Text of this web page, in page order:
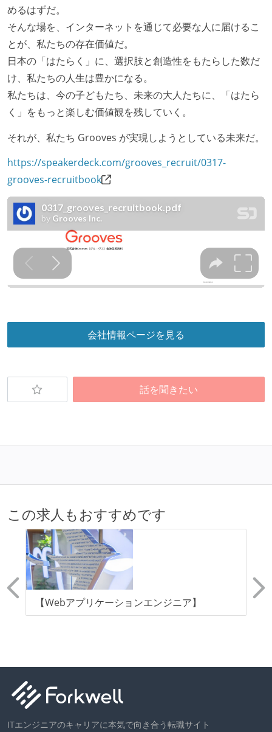
めるはずだ。
そんな場を、インターネットを通じて必要な人に届けるこ
とが、私たちの存在価値だ。
日本の「はたらく」に、選択肢と創造性をもたらした数だ
け、私たちの人生は豊かになる。
私たちは、今の子どもたち、未来の大人たちに、「はたら
く」をもっと楽しむ価値観を残していく。
それが、私たち Grooves が実現しようとしている未来だ。
https://speakerdeck.com/grooves_recruit/0317-
grooves-recruitbook
会社情報ページを見る
話を聞きたい
この求人もおすすめです
【Webアプリケーションエンジニア】
ITエンジニアのキャリアに本気で向き合う転職サイト